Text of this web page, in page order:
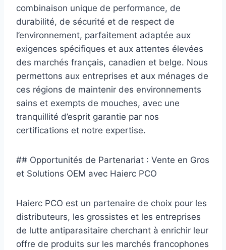
combinaison unique de performance, de
durabilité, de sécurité et de respect de
l’environnement, parfaitement adaptée aux
exigences spécifiques et aux attentes élevées
des marchés français, canadien et belge. Nous
permettons aux entreprises et aux ménages de
ces régions de maintenir des environnements
sains et exempts de mouches, avec une
tranquillité d’esprit garantie par nos
certifications et notre expertise.
## Opportunités de Partenariat : Vente en Gros
et Solutions OEM avec Haierc PCO
Haierc PCO est un partenaire de choix pour les
distributeurs, les grossistes et les entreprises
de lutte antiparasitaire cherchant à enrichir leur
offre de produits sur les marchés francophones